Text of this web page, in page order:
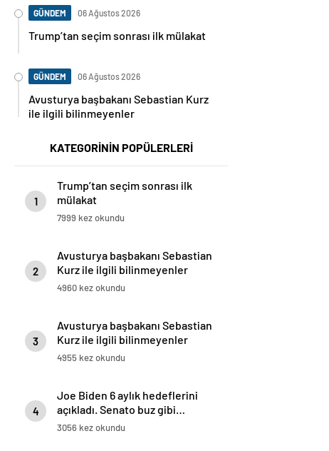
GÜNDEM 06 Ağustos 2026
Trump’tan seçim sonrası ilk mülakat
GÜNDEM 06 Ağustos 2026
Avusturya başbakanı Sebastian Kurz
ile ilgili bilinmeyenler
KATEGORİNİN POPÜLERLERİ
1
Trump’tan seçim sonrası ilk
mülakat
7999 kez okundu
2
Avusturya başbakanı Sebastian
Kurz ile ilgili bilinmeyenler
4960 kez okundu
3
Avusturya başbakanı Sebastian
Kurz ile ilgili bilinmeyenler
4955 kez okundu
4
Joe Biden 6 aylık hedeflerini
açıkladı. Senato buz gibi…
3056 kez okundu